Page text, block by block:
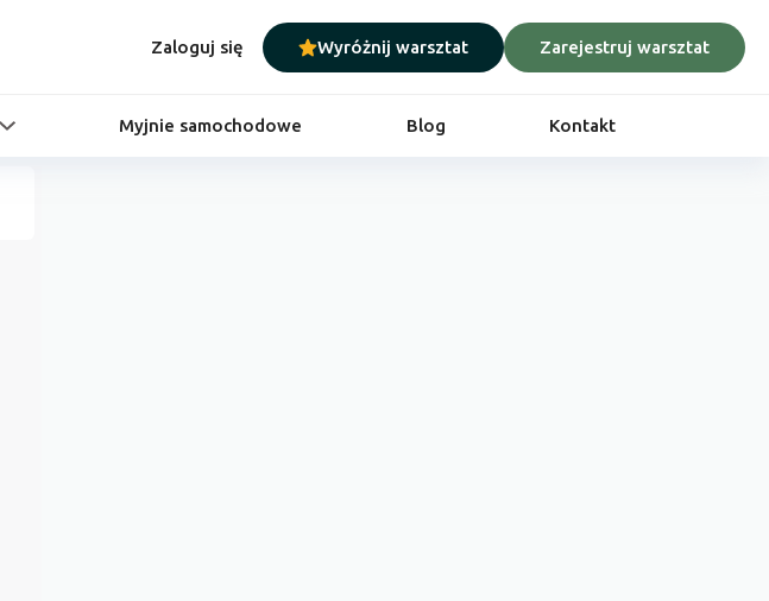
Zaloguj się Wyróżnij warsztat Zarejestruj warsztat
Myjnie samochodowe Blog Kontakt